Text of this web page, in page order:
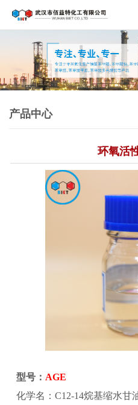
产品中心
环氧活
型号： AGE
化学名：‌C12-14烷基缩水甘